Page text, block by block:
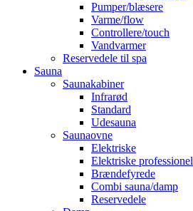
Pumper/blæsere
Varme/flow
Controllere/touch
Vandvarmer
Reservedele til spa
Sauna
Saunakabiner
Infrarød
Standard
Udesauna
Saunaovne
Elektriske
Elektriske professionel
Brændefyrede
Combi sauna/damp
Reservedele